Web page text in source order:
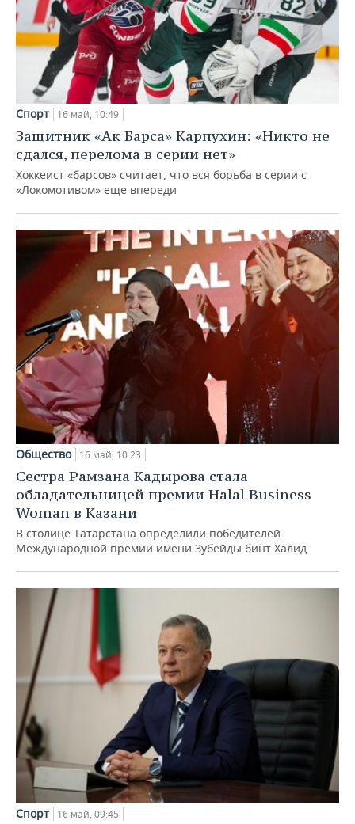
Спорт 16 май, 10:49
Защитник «Ак Барса» Карпухин: «Никто не
сдался, перелома в серии нет»
Хоккеист «барсов» считает, что вся борьба в серии с
«Локомотивом» еще впереди
Общество 16 май, 10:23
Сестра Рамзана Кадырова стала
обладательницей премии Halal Business
Woman в Казани
В столице Татарстана определили победителей
Международной премии имени Зубейды бинт Халид
Спорт 16 май, 09:45